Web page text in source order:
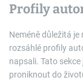
Profily
Neméně důležitá je
rozsáhlé profily
napsali. Tato
proniknout do